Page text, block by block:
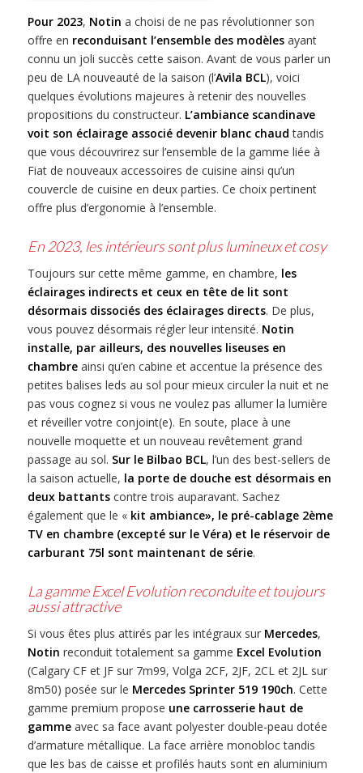
Pour 2023, Notin a choisi de ne pas révolutionner son
offre en reconduisant l’ensemble des modèlesayant
connu un joli succès cette saison. Avant de vous parler un
peu de LA nouveauté de la saison (l’Avila BCL), voici
quelques évolutions majeures à retenir des nouvelles
propositions du constructeur. L’ambiance scandinave
voit son éclairage associé devenir blanc chaud tandis
que vous découvrirez sur l’ensemble de la gamme liée à
Fiat de nouveaux accessoires de cuisine ainsi qu’un
couvercle de cuisine en deux parties. Ce choix pertinent
offre plus d’ergonomie à l’ensemble.
En 2023, les intérieurs sont plus lumineux et cosy
Toujours sur cette même gamme, en chambre, les
éclairages indirects et ceux en tête de lit sont
désormais dissociés des éclairages directs. De plus,
vous pouvez désormais régler leur intensité. Notin
installe, par ailleurs, des nouvelles liseuses en
chambreainsi qu’en cabine et accentue la présence des
petites balises leds au sol pour mieux circuler la nuit et ne
pas vous cognez si vous ne voulez pas allumer la lumière
et réveiller votre conjoint(e). En soute, place à une
nouvelle moquette et un nouveau revêtement grand
passage au sol. Sur le Bilbao BCL, l’un des best-sellers de
la saison actuelle, la porte de douche est désormais en
deux battantscontre trois auparavant. Sachez
également que le «kit ambiance», le pré-cablage 2ème
TV en chambre (excepté sur le Véra) et le réservoir de
carburant 75l sont maintenant de série.
La gamme Excel Evolution reconduite et toujours
aussi attractive
Si vous êtes plus attirés par les intégraux sur Mercedes,
Notin reconduit totalement sa gamme Excel Evolution
(Calgary CF et JF sur 7m99, Volga 2CF, 2JF, 2CL et 2JL sur
8m50) posée sur le Mercedes Sprinter 519 190ch. Cette
gamme premium propose une carrosserie haut de
gammeavec sa face avant polyester double-peau dotée
d’armature métallique. La face arrière monobloc tandis
que les bas de caisse et profilés hauts sont en aluminium